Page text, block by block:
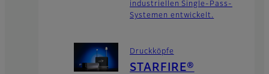
industriellen Single-Pass-
Systemen entwickelt.
Druckköpfe
STARFIRE®